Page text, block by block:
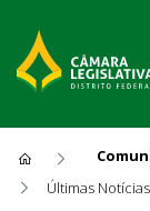
Últimas Notícias